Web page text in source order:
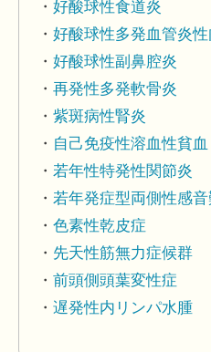
好酸球性食道炎
好酸球性多発血管炎
好酸球性副鼻腔炎
再発性多発軟骨炎
紫斑病性腎炎
自己免疫性溶血性貧血
若年性特発性関節炎
若年発症型両側性感
色素性乾皮症
先天性筋無力症候群
前頭側頭葉変性症
遅発性内リンパ水腫